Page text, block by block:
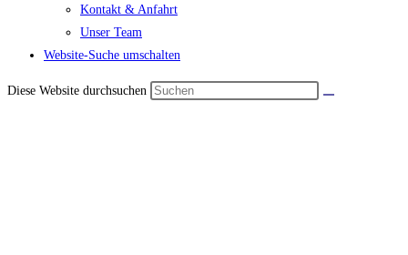
Kontakt & Anfahrt
Unser Team
Website-Suche umschalten
Diese Website durchsuchen